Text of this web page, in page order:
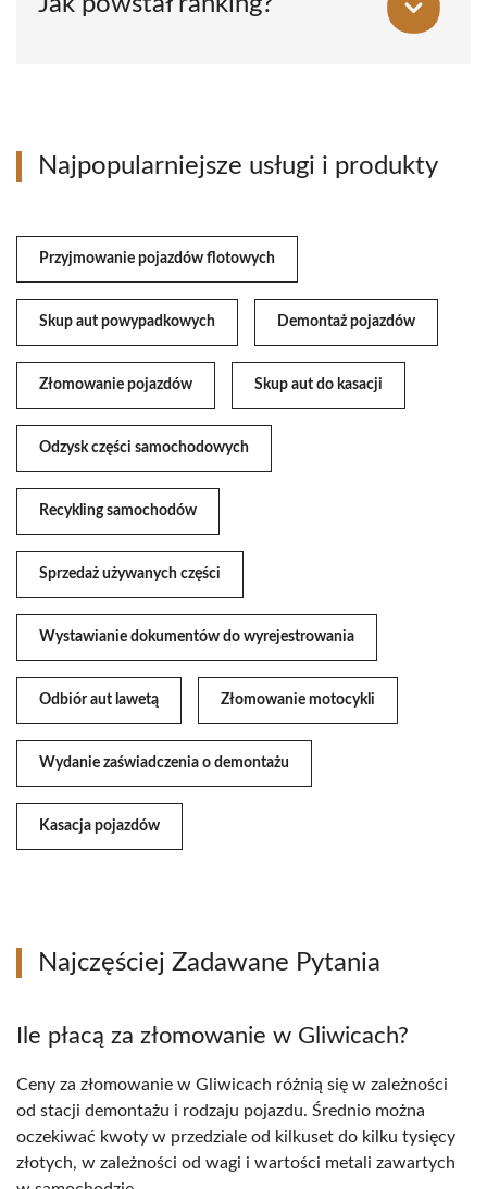
Najpopularniejsze usługi i produkty
Przyjmowanie pojazdów flotowych
Skup aut powypadkowych Demontaż pojazdów
Złomowanie pojazdów Skup aut do kasacji
Odzysk części samochodowych
Recykling samochodów
Sprzedaż używanych części
Wystawianie dokumentów do wyrejestrowania
Odbiór aut lawetą Złomowanie motocykli
Wydanie zaświadczenia o demontażu
Kasacja pojazdów
Najczęściej Zadawane Pytania
Ile płacą za złomowanie w Gliwicach?
Ceny za złomowanie w Gliwicach różnią się w zależności
od stacji demontażu i rodzaju pojazdu. Średnio można
oczekiwać kwoty w przedziale od kilkuset do kilku tysięcy
złotych, w zależności od wagi i wartości metali zawartych